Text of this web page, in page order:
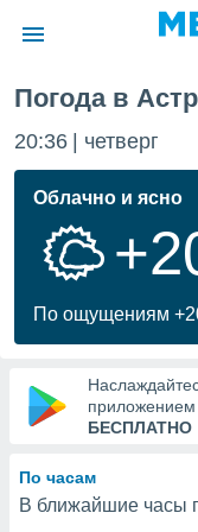
о
Вы можете
к этому
доступ
Погода в
20:36 четверг
Облачно и ясно
По ощущениям
БЕСПЛАТНО
По часам
В ближайшие часы